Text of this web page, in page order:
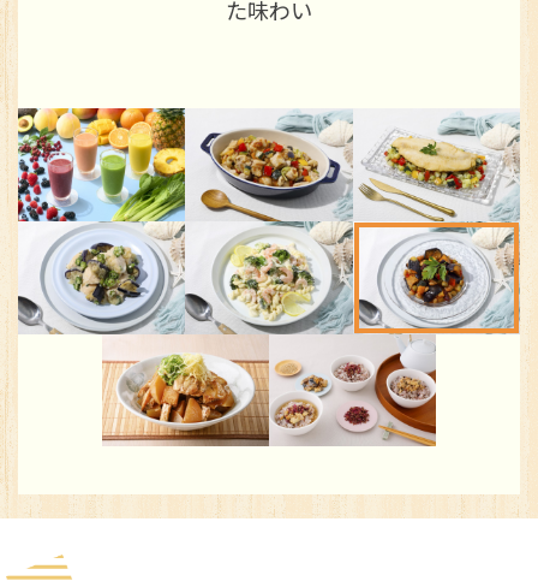
※You will be redirected to Choice Hotel International official
clicking each hotel name.
Rates and the membership program differ from Japanese website.
Global Site
You can see the FAQ as follows.
FAQs
た味わい